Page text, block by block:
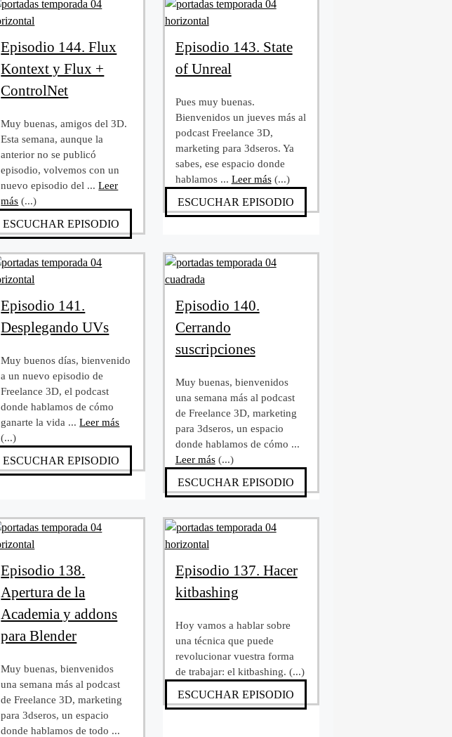
Episodio 144. Flux
Kontext y Flux +
ControlNet
Muy buenas, amigos del 3D.
Esta semana, aunque la
anterior no se publicó
episodio, volvemos con un
nuevo episodio del ...Leer
más (...)
ESCUCHAR EPISODIO
Episodio 143. State
of Unreal
Pues muy buenas.
Bienvenidos un jueves más al
podcast Freelance 3D,
marketing para 3dseros. Ya
sabes, ese espacio donde
hablamos ... Leer más(...)
ESCUCHAR EPISODIO
Episodio 141.
Desplegando UVs
Muy buenos días, bienvenido
a un nuevo episodio de
Freelance 3D, el podcast
donde hablamos de cómo
ganarte la vida ...Leer más
(...)
ESCUCHAR EPISODIO
Episodio 140.
Cerrando
suscripciones
Muy buenas, bienvenidos
una semana más al podcast
de Freelance 3D, marketing
para 3dseros, un espacio
donde hablamos de cómo ...
Leer más(...)
ESCUCHAR EPISODIO
Episodio 138.
Apertura de la
Academia y addons
para Blender
Muy buenas, bienvenidos
una semana más al podcast
de Freelance 3D, marketing
para 3dseros, un espacio
donde hablamos de todo ...
Episodio 137. Hacer
kitbashing
Hoy vamos a hablar sobre
una técnica que puede
revolucionar vuestra forma
de trabajar: el kitbashing. (...)
ESCUCHAR EPISODIO